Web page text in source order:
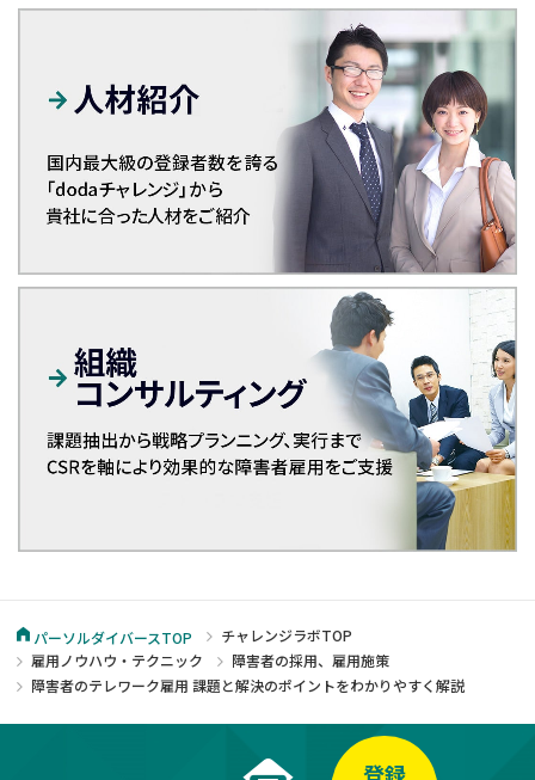
パーソルダイバースTOP
チャレンジラボTOP
雇用ノウハウ・テクニック
障害者の採用、雇用施策
障害者のテレワーク雇用 課題と解決のポイントをわかりやすく解説